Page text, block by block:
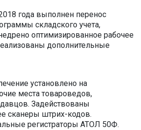
года выполнен перенос
складского учета,
оптимизированное рабочее
дополнительные
установлено на
места товароведов,
Задействованы
сканеры штрих-кодов.
регистраторы АТОЛ 50Ф.